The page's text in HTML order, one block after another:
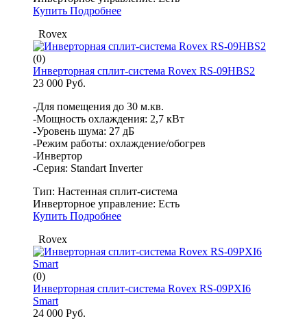
Купить Подробнее
Rovex
(0)
Инверторная сплит-система Rovex RS-09HBS2
23 000 Руб.
-Для помещения до 30 м.кв.
-Мощность охлаждения: 2,7 кВт
-Уровень шума: 27 дБ
-Режим работы: охлаждение/обогрев
-Инвертор
-Серия: Standart Inverter
Тип: Настенная сплит-система
Инверторное управление: Есть
Купить Подробнее
Rovex
(0)
Инверторная сплит-система Rovex RS-09PXI6
Smart
24 000 Руб.